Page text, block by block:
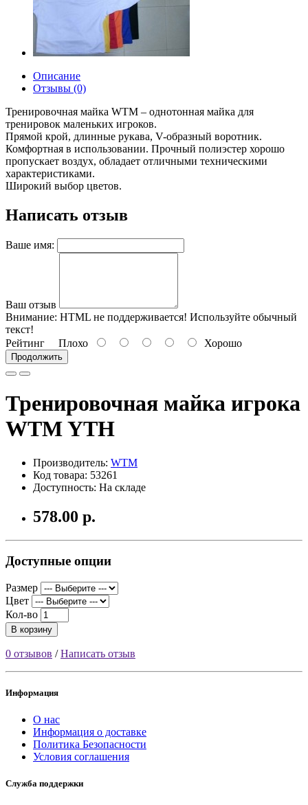
Описание
Отзывы (0)
Тренировочная майка WTM – однотонная майка для
тренировок маленьких игроков.
Прямой крой, длинные рукава, V-образный воротник.
Комфортная в использовании. Прочный полиэстер хорошо
пропускает воздух, обладает отличными техническими
характеристиками.
Широкий выбор цветов.
Написать отзыв
Ваше имя:
Ваш отзыв
Внимание: HTML не поддерживается! Используйте обычный
текст!
Рейтинг Плохо Хорошо
Продолжить
Тренировочная майка игрока
WTM YTH
Производитель: WTM
Код товара: 53261
Доступность: На складе
578.00 р.
Доступные опции
Размер
Цвет
Кол-во
В корзину
0 отзывов /Написать отзыв
Информация
О нас
Информация о доставке
Политика Безопасности
Условия соглашения
Служба поддержки